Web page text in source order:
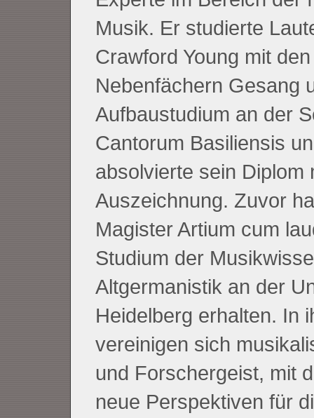
Musik. Er studierte
Crawford Young mit den
Nebenfächern Gesang
Aufbaustudium an der
Cantorum Basiliensis
absolvierte sein Diplom
Auszeichnung. Zuvor
Magister Artium cum
Studium der
Altgermanistik an der
Heidelberg erhalten. In
vereinigen sich
und Forschergeist, mit
neue Perspektiven für